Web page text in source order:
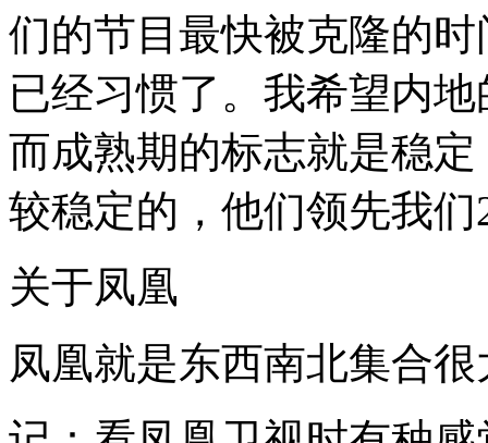
们的节目最快被克隆的
已经习惯了。我希望内
而成熟期的标志就是稳
较稳定的，他们领先我们
关于凤凰
凤凰就是东西南北集合